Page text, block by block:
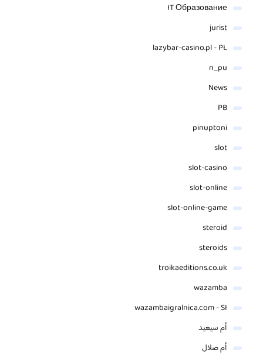
IT Образование
jurist
lazybar-casino.pl - PL
n_pu
News
PB
pinuptoni
slot
slot-casino
slot-online
slot-online-game
steroid
steroids
troikaeditions.co.uk
wazamba
wazambaigralnica.com - SI
أم سيعيد
أم صلال